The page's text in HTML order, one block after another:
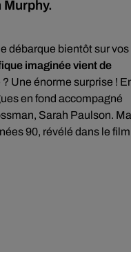
débarque bientôt sur vos
imaginée vient de
Une énorme surprise !
en fond accompagné
Sarah Paulson.
90, révélé dans le film